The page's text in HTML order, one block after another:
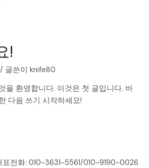
!
/ 글쓴이knife80
을 환영합니다. 이것은 첫 글입니다. 바
다음 쓰기 시작하세요!
표전화: 010-3631-5561/010-9190-0026